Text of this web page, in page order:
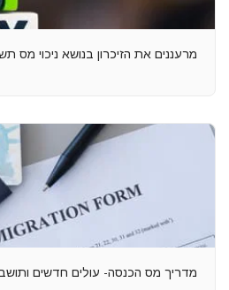
מרעננים את הזיכרון בנושא ניכוי מס
מדריך מס הכנסה- עולים חדשים